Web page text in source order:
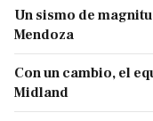
Un sismo de
Mendoza
Con un cambio, el
Midland